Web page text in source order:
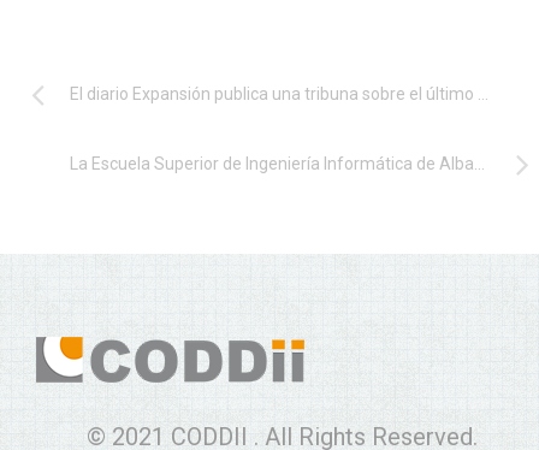
© 2021 CODDII . All Rights Reserved.